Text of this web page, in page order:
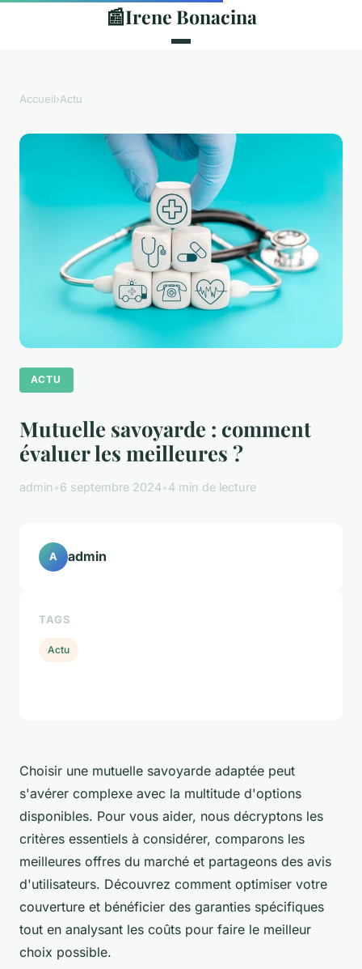
📰Irene Bonacina
Accueil›Actu
ACTU
Mutuelle savoyarde : comment
évaluer les meilleures ?
admin •6 septembre 2024•4 min de lecture
Choisir une mutuelle savoyarde adaptée peut
s'avérer complexe avec la multitude d'options
disponibles. Pour vous aider, nous décryptons les
critères essentiels à considérer, comparons les
meilleures offres du marché et partageons des avis
d'utilisateurs. Découvrez comment optimiser votre
couverture et bénéficier des garanties spécifiques
tout en analysant les coûts pour faire le meilleur
choix possible.
A admin
TAGS
Actu